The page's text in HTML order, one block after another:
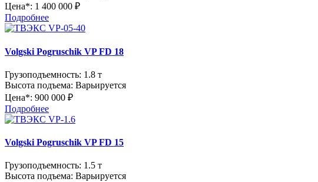
Цена*: 1 400 000 ₽
Подробнее
Volgski Pogruschik VP FD 18
Грузоподъемность: 1.8 т
Высота подъема: Варьируется
Цена*: 900 000 ₽
Подробнее
Volgski Pogruschik VP FD 15
Грузоподъемность: 1.5 т
Высота подъема: Варьируется